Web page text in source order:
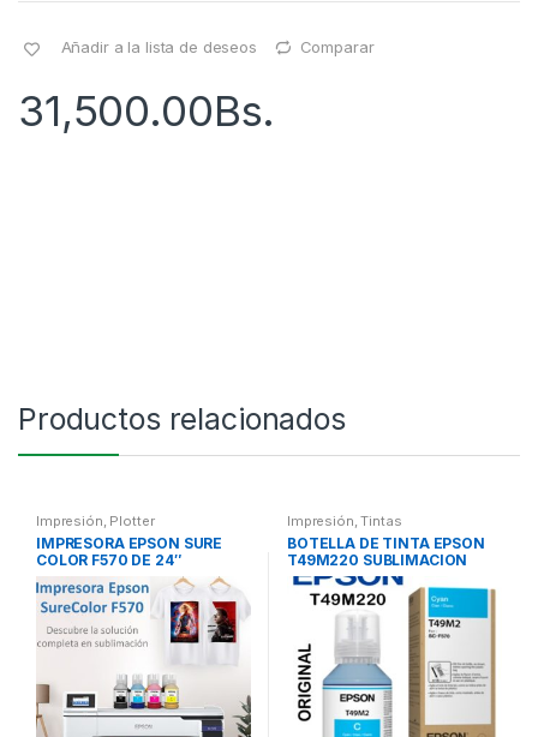
Añadir a la lista de deseos Comparar
31,500.00Bs.
Productos relacionados
Impresión, Plotter
IMPRESORA EPSON SURE
COLOR F570 DE 24″
SUBLIMACION
Impresión,Tintas
BOTELLA DE TINTA EPSON
T49M220 SUBLIMACION